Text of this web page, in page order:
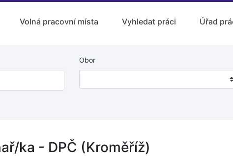
Volná pracovní místa Vyhledat práci Úřad
Obor
ka - DPČ (Kroměříž)